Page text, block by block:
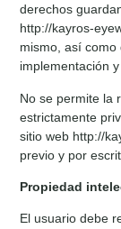
derechos
http://kayros-
mismo, así como
implementación
No se permite la
estrictamente
sitio web http://
previo y por
Propiedad
El usuario debe